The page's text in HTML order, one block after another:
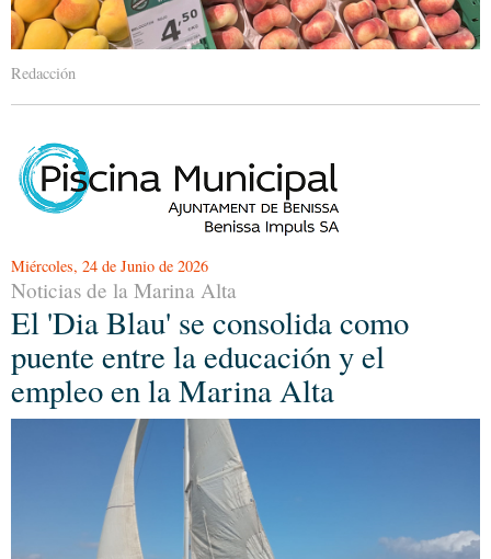
Redacción
Miércoles, 24 de Junio de 2026
Noticias de la Marina Alta
El 'Dia Blau' se consolida como
puente entre la educación y el
empleo en la Marina Alta